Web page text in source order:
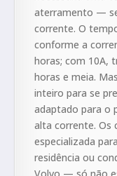
aterramento —
corrente. O
conforme a
horas; com 10A,
horas e meia.
inteiro para se
adaptado para o
alta corrente. Os
especializada
residência ou